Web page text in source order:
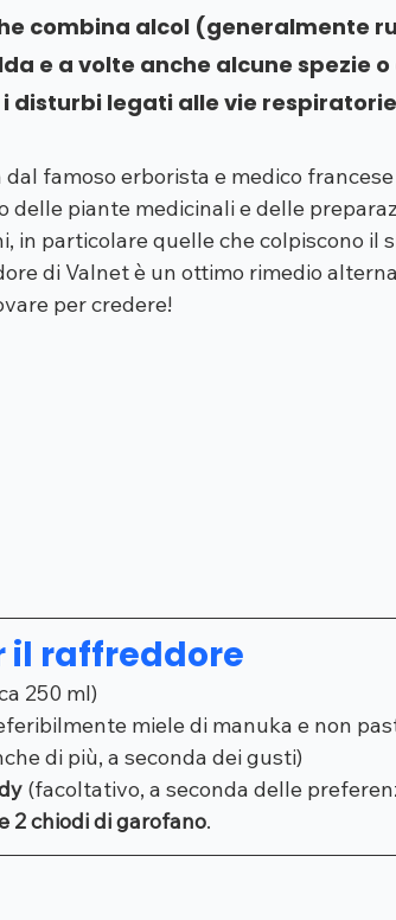
combina alcol (generalmente
e a volte anche alcune spezie
disturbi legati alle vie
dal famoso erborista e medico francese
delle piante medicinali e delle
in particolare quelle che colpiscono il
di Valnet è un ottimo rimedio
per credere!
il raffreddore
250 ml)
miele di manuka e non
di più, a seconda dei gusti)
(facoltativo, a seconda delle
2 chiodi di garofano.